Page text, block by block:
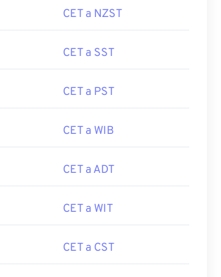
CET a NZST
CET a SST
CET a PST
CET a WIB
CET a ADT
CET a WIT
CET a CST